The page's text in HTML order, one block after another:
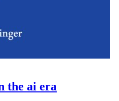
the ai era